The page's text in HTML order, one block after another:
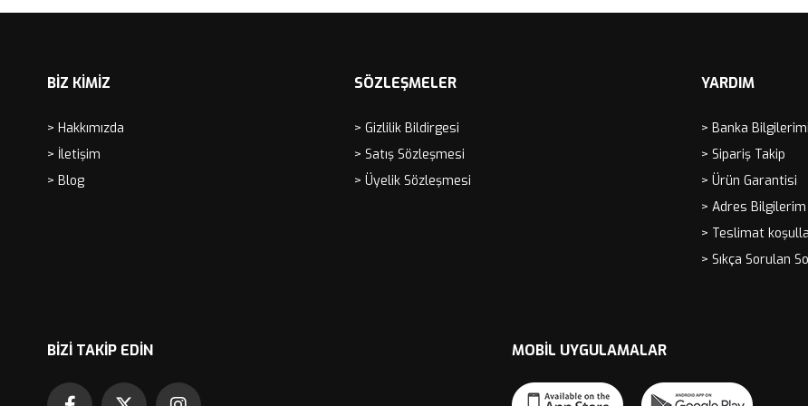
BİZ KİMİZ
> Hakkımızda
> İletişim
> Blog
SÖZLEŞMELER
> Gizlilik Bildirgesi
> Satış Sözleşmesi
> Üyelik Sözleşmesi
YARDIM
> Banka
> Sipariş Takip
> Ürün Garantisi
> Adres Bilgilerim
> Teslimat
> Sıkça Sorulan
BIZI TAKIP EDIN MOBIL UYGULAMALAR